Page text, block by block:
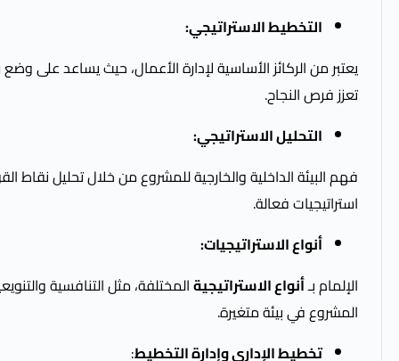
التخطيط الاستراتيجي:
يعتبر من الركائز الأساسية لإدارة الأعمال، حيث يساعد
تعزز فرص النجاح.
التحليل الاستراتيجي:
استراتيجيات فعالة.
أنواع الاستراتيجيات:
الإلمام بـأنواع الاستراتيجيةالمختلفة، مثل التنافسية
المشروع في بيئة متغيرة.
تخطيط الإداري وإدارة التخطيط: